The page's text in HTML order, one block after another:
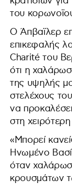
του
Ο Άπβαϊλερ
επικεφαλής
Charité του
ότι η
της υψηλής
στελέχους
να
στη
«Μπορεί
Ηνωμένο
όταν
κρουσμάτων